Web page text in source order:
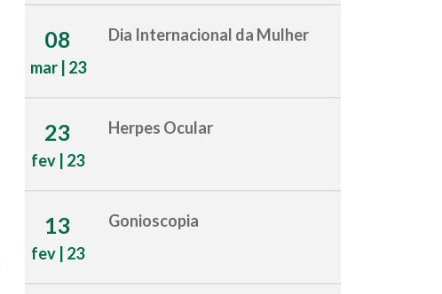
08
mar | 23
Dia Internacional da Mulher
23
fev | 23
Herpes Ocular
13
fev | 23
Gonioscopia